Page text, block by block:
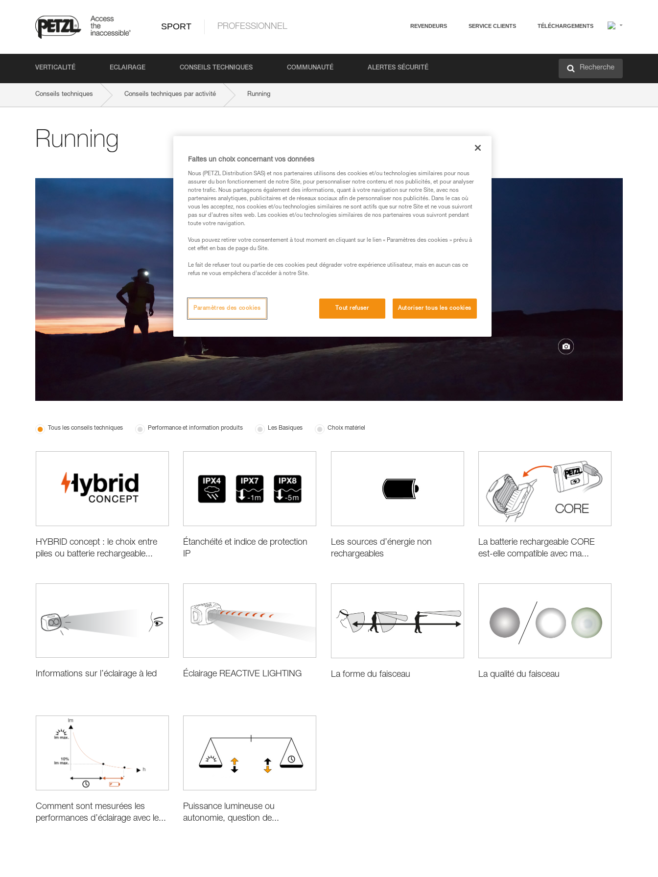
SPORT PROFESSIONNEL REVENDEURS SERVICE CLIENTS TÉLÉCHARGEMENTS
VERTICALITÉ ECLAIRAGE CONSEILS TECHNIQUES COMMUNAUTÉ ALERTES SÉCURITÉ Recherche
Conseils techniques Conseils techniques par activité Running
Running
Tous les conseils techniques Performance et information produits Les Basiques Choix matériel
HYBRID concept : le choix entre
piles ou batterie rechargeable...
Étanchéité et indice de protection
IP
Les sources d’énergie non
rechargeables
La batterie rechargeable CORE
est-elle compatible avec ma...
Informations sur l’éclairage à led Éclairage REACTIVE LIGHTING La forme du faisceau La qualité du faisceau
Comment sont mesurées les
performances d’éclairage avec le...
Puissance lumineuse ou
autonomie, question de...
Faites un choix concernant vos données
Nous (PETZL Distribution SAS) et nos partenaires utilisons des cookies et/ou technologies similaires pour nous
assurer du bon fonctionnement de notre Site, pour personnaliser notre contenu et nos publicités, et pour analyser
notre trafic. Nous partageons également des informations, quant à votre navigation sur notre Site, avec nos
partenaires analytiques, publicitaires et de réseaux sociaux afin de personnaliser nos publicités. Dans le cas où
vous les acceptez, nos cookies et/ou technologies similaires ne sont actifs que sur notre Site et ne vous suivront
pas sur d’autres sites web. Les cookies et/ou technologies similaires de nos partenaires vous suivront pendant
toute votre navigation.
Vous pouvez retirer votre consentement à tout moment en cliquant sur le lien « Paramètres des cookies » prévu à
cet effet en bas de page du Site.
Le fait de refuser tout ou partie de ces cookies peut dégrader votre expérience utilisateur, mais en aucun cas ce
refus ne vous empêchera d’accéder à notre Site.
Tout refuser Autoriser tous les cookies
Paramètres des cookies